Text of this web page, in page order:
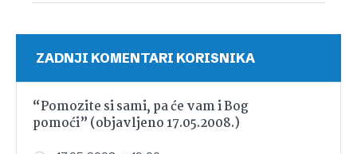
ZADNJI KOMENTARI KORISNIKA
“Pomozite si sami, pa će vam i Bog
pomoći” (objavljeno 17.05.2008.)